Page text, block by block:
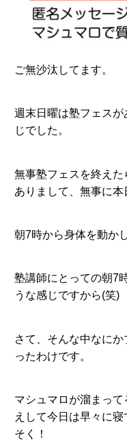
ご無沙汰してます。
週末日曜は塾フェス
じでした。
無事塾フェスを終え
ありまして、無事に本
朝7時から身体を動か
塾講師にとっての朝7
うな感じですから(笑)
さて、そんな中なに
ったわけです。
マシュマロが溜まっ
えして今日は早々に
そく！